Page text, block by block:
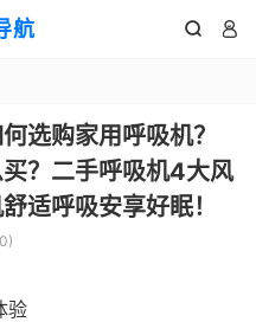
航  
选购家用呼吸机？
？二手呼吸机4大风
适呼吸安享好眠！
验